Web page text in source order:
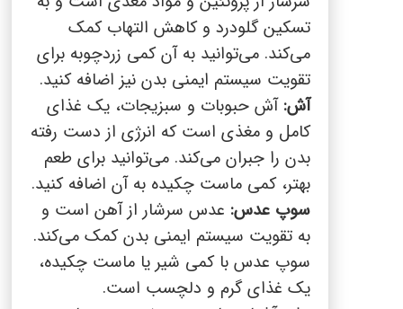
تسکین گلودرد و کاهش التهاب کمک
می‌کند. می‌توانید به آن کمی زردچوبه برای
تقویت سیستم ایمنی بدن نیز اضافه کنید.
آش: آش حبوبات و سبزیجات، یک غذای
کامل و مغذی است که انرژی از دست رفته
بدن را جبران می‌کند. می‌توانید برای طعم
بهتر، کمی ماست چکیده به آن اضافه کنید.
سوپ عدس: عدس سرشار از آهن است و
به تقویت سیستم ایمنی بدن کمک می‌کند.
سوپ عدس با کمی شیر یا ماست چکیده،
یک غذای گرم و دلچسب است.